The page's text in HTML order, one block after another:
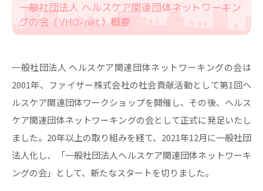
一般社団法人 ヘルスケア関連団体ネットワーキン
グの会（VHO-net）概要
一般社団法人 ヘルスケア関連団体ネットワーキングの会は
2001年、ファイザー株式会社の社会貢献活動として第1回ヘ
ルスケア関連団体ワークショップを開催し、その後、ヘルス
ケア関連団体ネットワーキングの会として正式に発足いたし
ました。20年以上の取り組みを経て、2021年12月に一般社団
法人化し、「一般社団法人ヘルスケア関連団体ネットワーキ
ングの会」として、新たなスタートを切りました。